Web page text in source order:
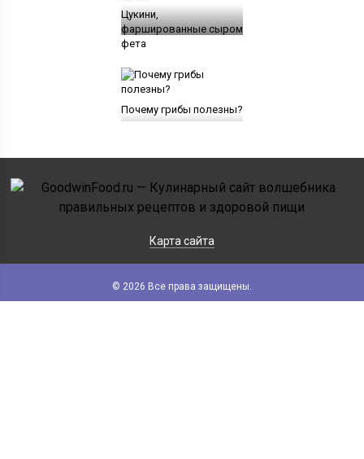
Цукини,
фаршированные сыром
фета
Почему грибы полезны?
Карта сайта
© 2026 Все права защищены.